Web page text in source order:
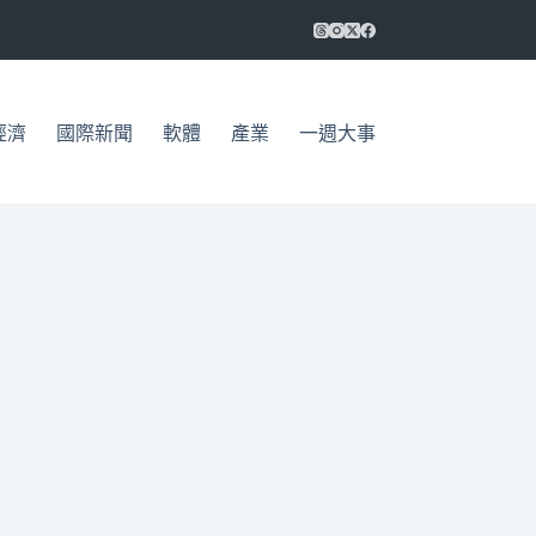
濟 國際新聞 軟體 產業 一週大事